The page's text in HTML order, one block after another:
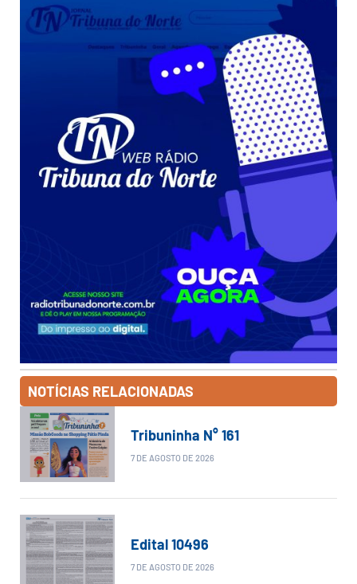
NOTÍCIAS RELACIONADAS
Tribuninha N° 161
7 DE AGOSTO DE 2026
Edital 10496
7 DE AGOSTO DE 2026